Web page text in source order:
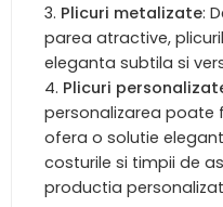
Plicuri metalizate:
parea atractive,
eleganta subtila si
Plicuri
personalizarea poate
ofera o solutie
costurile si timpii de
productia